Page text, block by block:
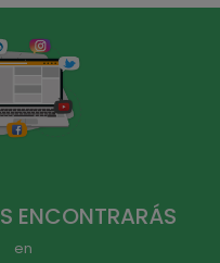
ENCONTRARÁS
en